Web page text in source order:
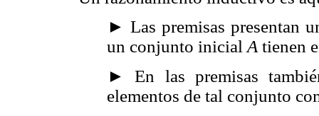
► Las premisas presentan
un conjunto inicial A tienen
► En las premisas
elementos de tal conjunto